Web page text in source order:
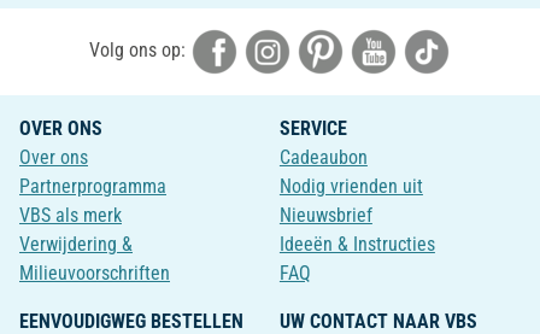
Volg ons op:
OVER ONS
Over ons
Partnerprogramma
VBS als merk
Verwijdering &
Milieuvoorschriften
SERVICE
Cadeaubon
Nodig vrienden uit
Nieuwsbrief
Ideeën & Instructies
FAQ
EENVOUDIGWEG BESTELLEN
UW CONTACT NAAR VBS